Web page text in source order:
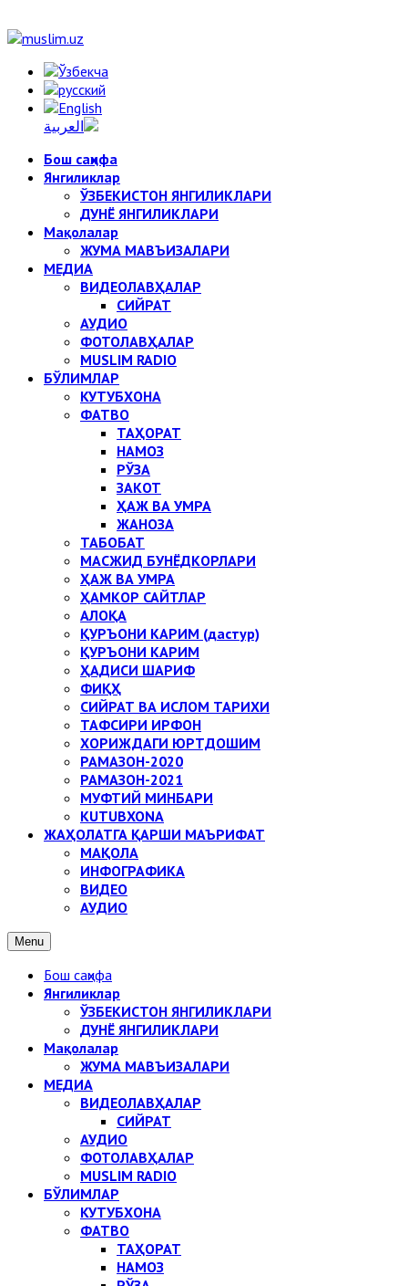
Бош саҳифа
Янгиликлар
ЎЗБЕКИСТОН ЯНГИЛИКЛАРИ
ДУНЁ ЯНГИЛИКЛАРИ
Мақолалар
ЖУМА МАВЪИЗАЛАРИ
МЕДИА
ВИДЕОЛАВҲАЛАР
СИЙРАТ
АУДИО
ФОТОЛАВҲАЛАР
MUSLIM RADIO
БЎЛИМЛАР
КУТУБХОНА
ФАТВО
ТАҲОРАТ
НАМОЗ
РЎЗА
ЗАКОТ
ҲАЖ ВА УМРА
ЖАНОЗА
ТАБОБАТ
МАСЖИД БУНЁДКОРЛАРИ
ҲАЖ ВА УМРА
ҲАМКОР САЙТЛАР
АЛОҚА
ҚУРЪОНИ КАРИМ (дастур)
ҚУРЪОНИ КАРИМ
ҲАДИСИ ШАРИФ
ФИҚҲ
СИЙРАТ ВА ИСЛОМ ТАРИХИ
ТАФСИРИ ИРФОН
ХОРИЖДАГИ ЮРТДОШИМ
РАМАЗОН-2020
РАМАЗОН-2021
МУФТИЙ МИНБАРИ
KUTUBXONA
ЖАҲОЛАТГА ҚАРШИ МАЪРИФАТ
МАҚОЛА
ИНФОГРАФИКА
ВИДЕО
АУДИО
Menu
Бош саҳифа
Янгиликлар
ЎЗБЕКИСТОН ЯНГИЛИКЛАРИ
ДУНЁ ЯНГИЛИКЛАРИ
Мақолалар
ЖУМА МАВЪИЗАЛАРИ
МЕДИА
ВИДЕОЛАВҲАЛАР
СИЙРАТ
АУДИО
ФОТОЛАВҲАЛАР
MUSLIM RADIO
БЎЛИМЛАР
КУТУБХОНА
ФАТВО
ТАҲОРАТ
НАМОЗ